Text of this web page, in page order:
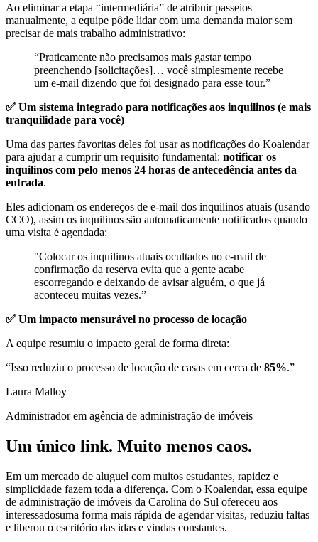
Ao eliminar a etapa “intermediária” de atribuir passeios
manualmente, a equipe pôde lidar com uma demanda maior sem
precisar de mais trabalho administrativo:
“Praticamente não precisamos mais gastar tempo
preenchendo [solicitações]… você simplesmente recebe
um e‑mail dizendo que foi designado para esse tour.”
✅ Um sistema integrado para notificações aos inquilinos (e mais
tranquilidade para você)
Uma das partes favoritas deles foi usar as notificações do Koalendar
para ajudar a cumprir um requisito fundamental: notificar os
inquilinos com pelo menos 24 horas de antecedência antes da
entrada.
Eles adicionam os endereços de e-mail dos inquilinos atuais (usando
CCO), assim os inquilinos são automaticamente notificados quando
uma visita é agendada:
"Colocar os inquilinos atuais ocultados no e-mail de
confirmação da reserva evita que a gente acabe
escorregando e deixando de avisar alguém, o que já
aconteceu muitas vezes.”
✅ Um impacto mensurável no processo de locação
A equipe resumiu o impacto geral de forma direta:
“Isso reduziu o processo de locação de casas em cerca de 85%.”
Laura Malloy
Administrador em agência de administração de imóveis
Um único link. Muito menos caos.
Em um mercado de aluguel com muitos estudantes, rapidez e
simplicidade fazem toda a diferença. Com o Koalendar, essa equipe
de administração de imóveis da Carolina do Sul ofereceu aos
interessadosuma forma mais rápida de agendar visitas, reduziu faltas
e liberou o escritório das idas e vindas constantes.